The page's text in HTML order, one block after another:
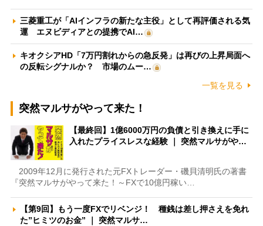
三菱重工が「AIインフラの新たな主役」として再評価される気
運 エヌビディアとの提携でAI…
キオクシアHD「7万円割れからの急反発」は再びの上昇局面へ
の反転シグナルか？ 市場のムー…
一覧を見る
突然マルサがやって来た！
【最終回】1億6000万円の負債と引き換えに手に
入れたプライスレスな経験 ｜ 突然マルサがや…
2009年12月に発行された元FXトレーダー・磯貝清明氏の著書
『突然マルサがやって来た！～FXで10億円稼い…
【第9回】もう一度FXでリベンジ！ 種銭は差し押さえを免れ
た”ヒミツのお金” ｜ 突然マルサ…